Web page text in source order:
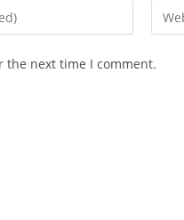
Enter
your
the next time I comment.